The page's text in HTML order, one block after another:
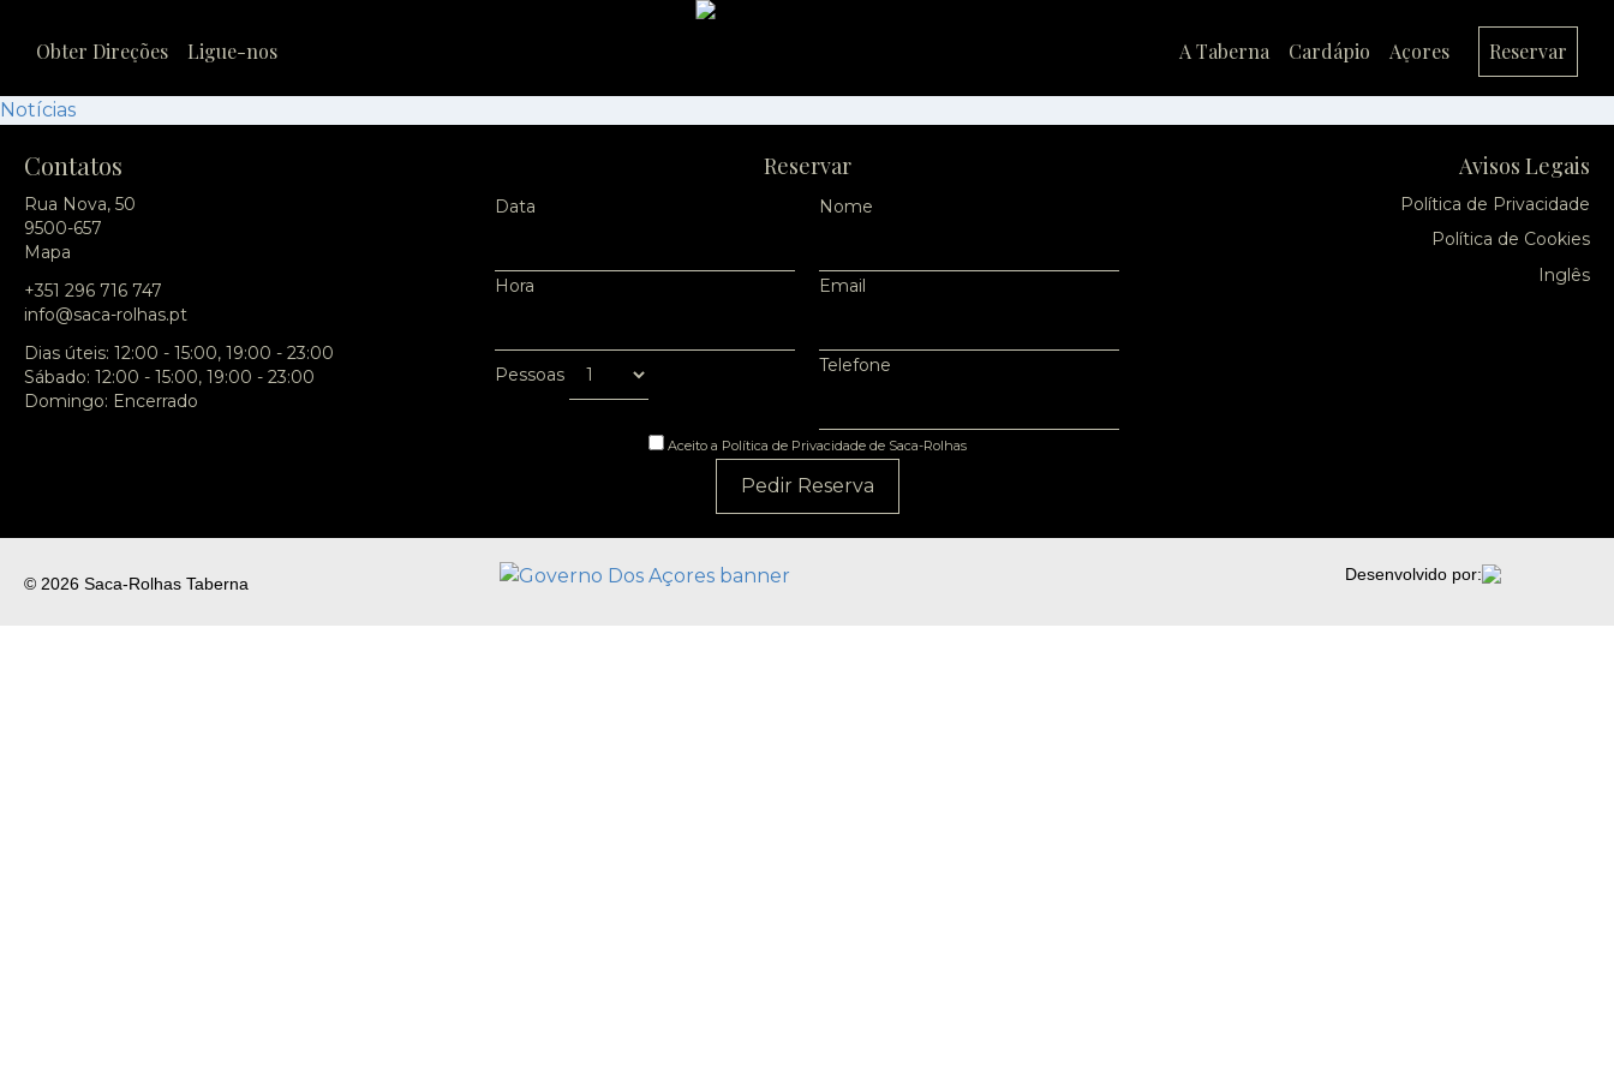
Obter Direções Ligue-nos A Taberna Cardápio Açores Reservar
Notícias
Contatos
Rua Nova, 50
9500-657
Mapa
+351 296 716 747
info@saca-rolhas.pt
Dias úteis: 12:00 - 15:00, 19:00 - 23:00
Sábado: 12:00 - 15:00, 19:00 - 23:00
Domingo: Encerrado
Reservar
Data
Hora
Pessoas
Nome
Email
Telefone
Aceito a Política de Privacidade de Saca-Rolhas
Pedir Reserva
Avisos Legais
Política de Privacidade
Política de Cookies
Inglês
© 2026 Saca-Rolhas Taberna Desenvolvido por: